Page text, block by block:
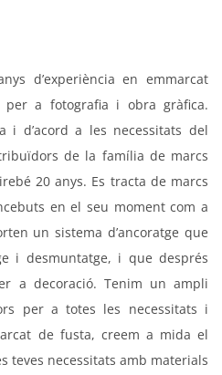
d’experiència en emmarcat
per a fotografia i obra gràfica.
i d’acord a les necessitats del
de la família de marcs
20 anys. Es tracta de marcs
en el seu moment com a
un sistema d’ancoratge que
i desmuntatge, i que després
a decoració. Tenim un ampli
per a totes les necessitats i
de fusta, creem a mida el
teves necessitats amb materials